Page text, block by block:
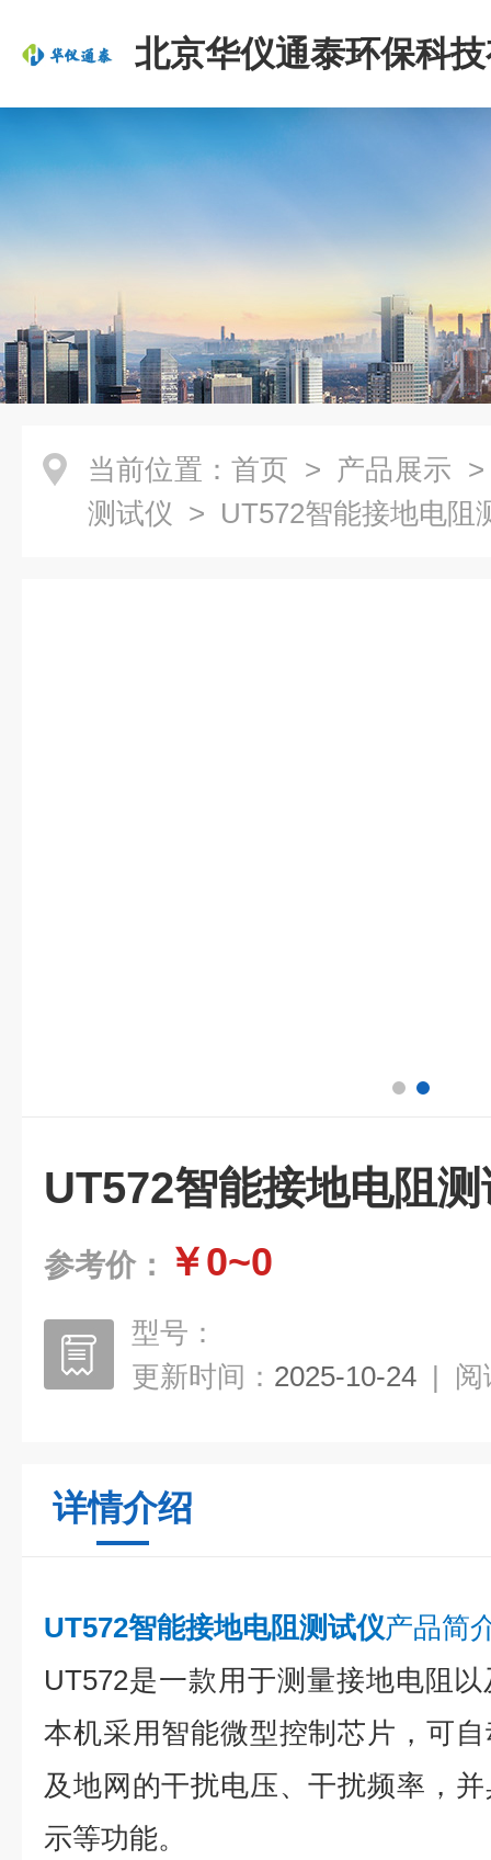
北京华仪通泰环保科
司
当前位置： 首页 > 产品展示
测试仪 > UT572智能接地电阻
UT572智能接地电阻
参考价： ￥0~0
型号：
更新时间： 2025-10-24 | 阅
详情介绍
UT572智能接地电阻测试仪产品简
UT572是一款用于测量接地电阻
本机采用智能微型控制芯片，可
及地网的干扰电压、干扰频率，
示等功能。